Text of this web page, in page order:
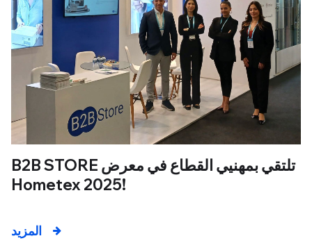
B2B STORE تلتقي بمهنيي القطاع في معرض
Hometex 2025!
المزيد